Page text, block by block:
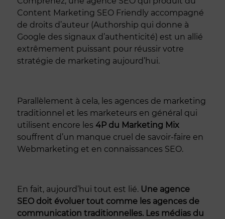
Content Marketing SEO Friendly accompagné
de droits d’auteur (Authorship qui donne à
Google des signaux d’authenticité) est un allié
extrêmement puissant pour réussir votre
stratégie de marketing aujourd’hui.
Parallèlement à cela, les agences de marketing
traditionnel et les marketeurs en général qui
utilisent encore les 4P du Marketing Mix
souffrent d’un manque cruel de savoir-faire en
Webmarketing et en connaissances SEO.
En fait, aujourd’hui tout est lié. Une agence
SEO doit évoluer tout comme les agences de
communication traditionnelles. Les médias du